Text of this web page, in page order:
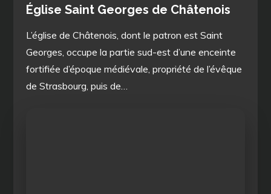
Église Saint Georges de Châtenois
L’église de Châtenois, dont le patron est Saint
Georges, occupe la partie sud-est d’une enceinte
fortifiée d’époque médiévale, propriété de l’évêque
de Strasbourg, puis de…